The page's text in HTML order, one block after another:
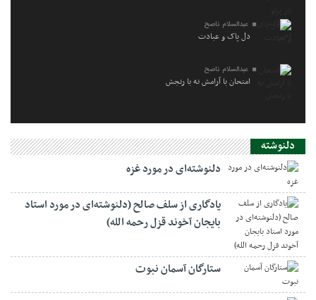
عبدالسلام ناصح
دل پاک و عبادت
عبدالسلام ناصح
امتحان با آرامش نه با رنجش
دلنوشته
دلنوشته‌ای در مورد غزه
یادگاری از سلف صالح (دلنوشته‌ای در مورد استاد
بایجان آخوند قزل رحمه الله)
ستارگان آسمان نبوت